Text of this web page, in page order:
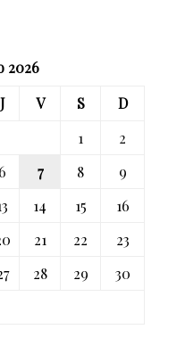
2026
J V S
D
1
2
6 7 8
9
14 15
16
21 22
23
28 29
30